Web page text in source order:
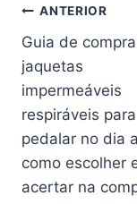
de
Post
ANTERIOR
Guia de
jaquetas
impermeáveis
respiráveis para
pedalar no dia
como escolher
acertar na